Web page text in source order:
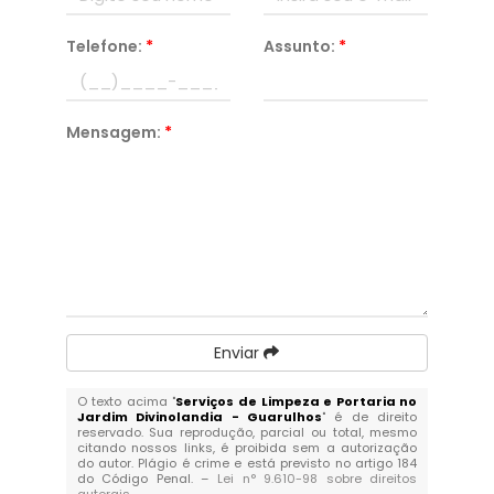
Telefone: * Assunto: *
Mensagem: *
Enviar
O texto acima "Serviços de Limpeza e Portaria no
Jardim Divinolandia - Guarulhos" é de direito
reservado. Sua reprodução, parcial ou total, mesmo
citando nossos links, é proibida sem a autorização
do autor. Plágio é crime e está previsto no artigo 184
do Código Penal. – Lei n° 9.610-98 sobre direitos